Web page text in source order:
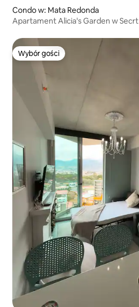
Condo w: Mata Redonda
Apartament Alicia's Garden w Secrt
Wybór gości
Wybór gości